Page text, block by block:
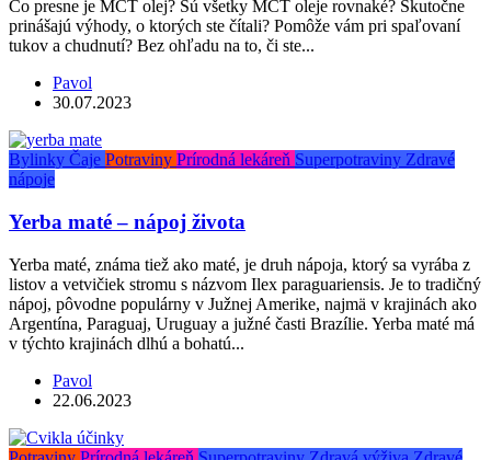
Čo presne je MCT olej? Sú všetky MCT oleje rovnaké? Skutočne
prinášajú výhody, o ktorých ste čítali? Pomôže vám pri spaľovaní
tukov a chudnutí? Bez ohľadu na to, či ste...
Pavol
30.07.2023
Bylinky Čaje Potraviny Prírodná lekáreň Superpotraviny Zdravé
nápoje
Yerba maté – nápoj života
Yerba maté, známa tiež ako maté, je druh nápoja, ktorý sa vyrába z
listov a vetvičiek stromu s názvom Ilex paraguariensis. Je to tradičný
nápoj, pôvodne populárny v Južnej Amerike, najmä v krajinách ako
Argentína, Paraguaj, Uruguay a južné časti Brazílie. Yerba maté má
v týchto krajinách dlhú a bohatú...
Pavol
22.06.2023